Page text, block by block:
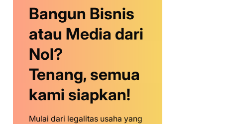
Bangun Bisnis
atau Media dari
Nol?
Tenang, semua
kami siapkan!
Mulai dari legalitas usaha yang